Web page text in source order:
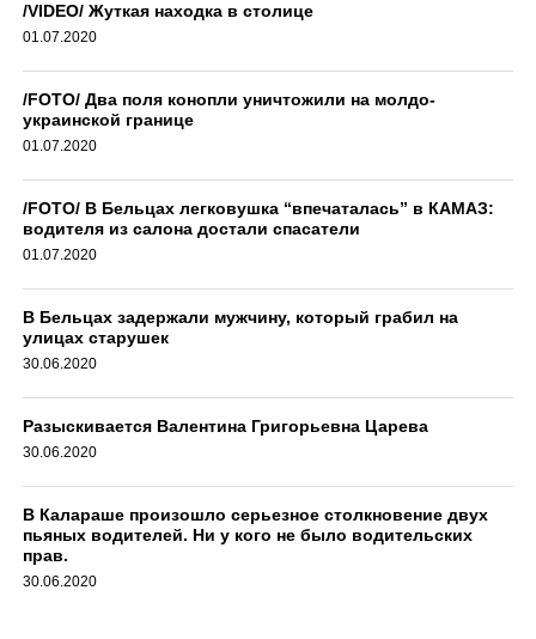
/VIDEO/ Жуткая находка в столице
01.07.2020
/FOTO/ Два поля конопли уничтожили на молдо-
украинской границе
01.07.2020
/FOTO/ В Бельцах легковушка “впечаталась” в КАМАЗ:
водителя из салона достали спасатели
01.07.2020
В Бельцах задержали мужчину, который грабил на
улицах старушек
30.06.2020
Разыскивается Валентина Григорьевна Царева
30.06.2020
В Калараше произошло серьезное столкновение двух
пьяных водителей. Ни у кого не было водительских
прав.
30.06.2020